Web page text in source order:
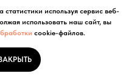
используя сервис веб-
использовать наш сайт, вы
cookie-файлов.